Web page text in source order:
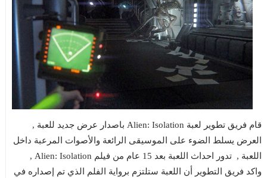
قام فريق تطوير لعبة Alien: Isolation باصدار عرض جديد للعبة ,
العرض يسلط الضوء على الموسيقى الرائعة والأصوات المرعبة داخل
اللعبة , تدور احداث اللعبة بعد 15 عام من فيلم Alien: Isolation ,
واكد فريق التطوير أن اللعبة ستلتزم برواية الفلم الذي تم إصداره في